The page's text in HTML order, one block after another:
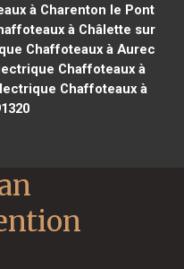
à Charenton le Pont
à Châlette sur
Chaffoteaux à Aurec
Chaffoteaux à
Chaffoteaux à